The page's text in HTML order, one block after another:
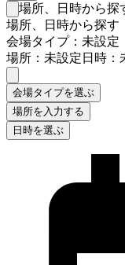
検索フォームを閉じる
場所、日時から探
場所、日時から探す
会場タイプ：未設定
場所：未設定日時：
会場タイプを選ぶ
場所を入力する
日時を選ぶ